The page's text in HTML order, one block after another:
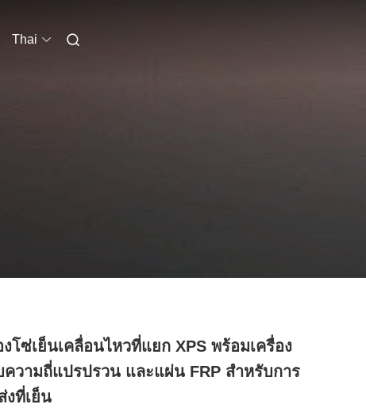
Thai
งโซ่เย็นเคลื่อนไหวที่แยก XPS พร้อมเครื่อง
ความถี่แปรปรวน และแผ่น FRP สําหรับการ
งที่เย็น